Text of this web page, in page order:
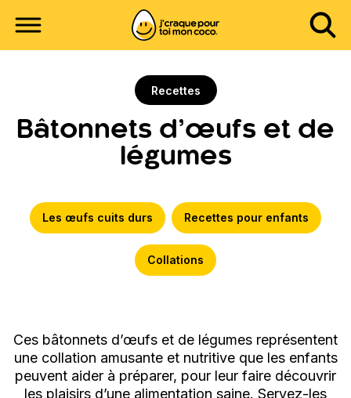
Recettes
Bâtonnets d’œufs et de
légumes
Les œufs cuits durs Recettes pour enfants
Collations
Ces bâtonnets d’œufs et de légumes représentent
une collation amusante et nutritive que les enfants
peuvent aider à préparer, pour leur faire découvrir
les plaisirs d’une alimentation saine. Servez-les